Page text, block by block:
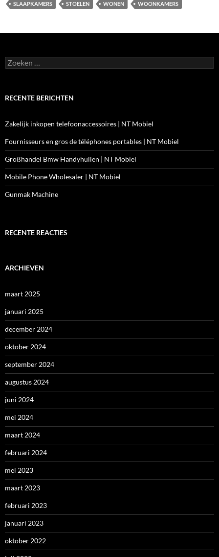
SLAAPKAMERS
STOELEN WONEN WOONKAMERS
Zoeken
naar:
RECENTE BERICHTEN
Zakelijk inkopen telefoonaccessoires | NT Mobiel
Fournisseurs en gros de téléphones portables | NT Mobiel
Großhandel Bmw Handyhüllen | NT Mobiel
Mobile Phone Wholesaler | NT Mobiel
Gunmak Machine
RECENTE REACTIES
ARCHIEVEN
maart 2025
januari 2025
december 2024
oktober 2024
september 2024
augustus 2024
juni 2024
mei 2024
maart 2024
februari 2024
mei 2023
maart 2023
februari 2023
januari 2023
oktober 2022